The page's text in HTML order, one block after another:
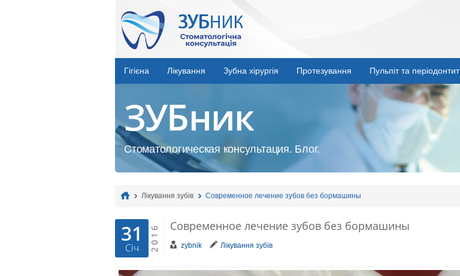
Гігієна Лікування Зубна хірургія Протезування Пульпіт та періодонтит
ЗУБник
Стоматологическая консультация. Блог.
Лікування зубів Современное лечение зубов без бормашины
31
Січ 2016 Современное лечение зубов без бормашины
zybnik Лікування зубів